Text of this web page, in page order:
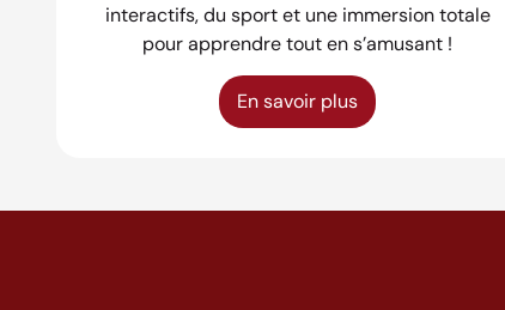
interactifs, du sport et une immersion totale
pour apprendre tout en s’amusant !
En savoir plus